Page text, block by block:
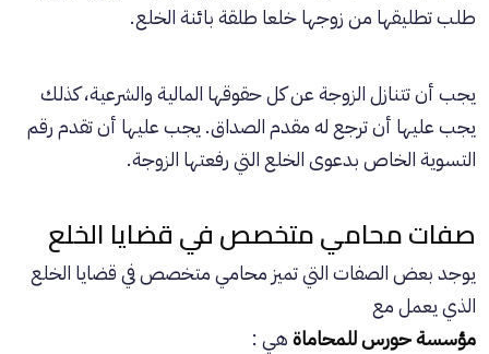
طلب تطليقها من زوجها خلعا طلقة بائنة الخلع.
يجب أن تتنازل الزوجة عن كل حقوقها المالية والشرعية، كذلك
يجب عليها أن ترجع له مقدم الصداق. يجب عليها أن تقدم رقم
التسوية الخاص بدعوى الخلع التي رفعتها الزوجة.
صفات محامي متخصص في قضايا الخلع
يوجد بعض الصفات التي تميز محامي متخصص في قضايا الخلع
الذي يعمل مع
مؤسسة حورس للمحاماةهي :